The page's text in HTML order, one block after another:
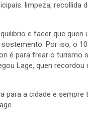
limpeza, recollida
e facer que quen
Por iso, o
é para frear o
Lage, quen
para a cidade e